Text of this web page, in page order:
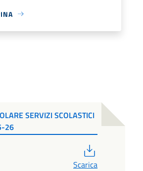
SERVIZI SCOLASTICI
26
Scarica